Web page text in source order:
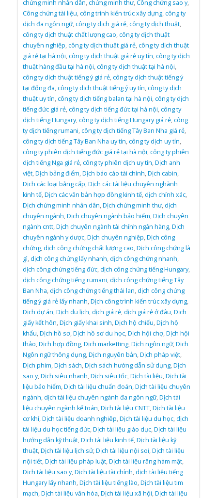
chứng minh nhân dân,chứng minh thư,Công chứng sao y,
Công chứng tài liệu,công trình kiến trúc xây dựng,công ty
dịch đa ngôn ngữ,công ty dịch giá rẻ,công ty dịch thuật,
công ty dịch thuật chất lượng cao,công ty dịch thuật
chuyên nghiệp,công ty dịch thuật giá rẻ,công ty dịch thuật
giá rẻ tại hà nội,công ty dịch thuật giá rẻ uy tín,công ty dịch
thuật hàng đầu tại hà nội,công ty dịch thuật tại hà nội,
công ty dịch thuật tiếng ý giá rẻ,công ty dịch thuật tiếng ý
tại đống đa,công ty dịch thuật tiếng ý uy tín,công ty dịch
thuật uy tín,công ty dịch tiếng balan tại hà nội,công ty dịch
tiếng đức giá rẻ,công ty dịch tiếng đức tại hà nội,công ty
dịch tiếng Hungary,công ty dịch tiếng Hungary giá rẻ,công
ty dịch tiếng rumani,công ty dịch tiếng Tây Ban Nha giá rẻ,
công ty dịch tiếng Tây Ban Nha uy tín,công ty dịch uy tín,
công ty phiên dịch tiếng đức giá rẻ tại hà nội,công ty phiên
dịch tiếng Nga giá rẻ,công ty phiên dịch uy tín,Dịch anh
việt,Dịch bảng điểm,Dịch báo cáo tài chính,Dịch cabin,
Dịch các loại bằng cấp,Dịch các tài liệu chuyên nghành
kinh tế,Dịch các văn bản hợp đồng kinh tế,dịch chính xác,
Dịch chứng minh nhân dân,Dịch chứng minh thư,dịch
chuyên ngành,Dịch chuyên ngành bảo hiểm,Dịch chuyên
ngành cntt,Dịch chuyên ngành tài chính ngân hàng,Dịch
chuyên ngành y dược,Dịch chuyên nghiệp,Dịch công
chứng,dịch công chứng chất lượng cao,Dịch công chứng là
gì,dịch công chứng lấy nhanh,dịch công chứng nhanh,
dịch công chứng tiếng đức,dịch công chứng tiếng Hungary,
dịch công chứng tiếng rumani,dịch công chứng tiếng Tây
Ban Nha,dịch công chứng tiếng thái lan,dịch công chứng
tiếng ý giá rẻ lấy nhanh,Dịch công trình kiến trúc xây dựng,
Dịch dự án,Dịch du lịch,dịch giá rẻ,dịch giá rẻ ở đâu,Dịch
giấy kết hôn,Dịch giấy khai sinh,Dịch hộ chiếu,Dịch hộ
khẩu,Dịch hồ sơ,Dịch hồ sơ du học,Dịch hội chợ,Dịch hội
thảo,Dịch hợp đồng,Dịch marketting,Dịch ngôn ngữ,Dịch
Ngôn ngữ thông dụng,Dịch nguyên bản,Dịch pháp việt,
Dịch phim,Dịch sách,Dịch sách hướng dẫn sử dụng,Dịch
sao y,Dịch siêu nhanh,Dịch siêu tốc,Dịch tài liệu,Dịch tài
liệu bảo hiểm,Dịch tài liệu chuẩn đoán,Dịch tài liệu chuyên
ngành,dịch tài liệu chuyên ngành đa ngôn ngữ,Dịch tài
liệu chuyên ngành kế toán,Dịch tài liệu CNTT,Dịch tài liệu
cơ khí,Dịch tài liệu doanh nghiêp,Dịch tài liệu du học,dịch
tài liệu du học tiếng đức,Dịch tài liệu giáo dục,Dịch tài liệu
hướng dẫn kỹ thuật,Dịch tài liệu kinh tế,Dịch tài liệu kỹ
thuật,Dịch tài liệu lịch sử,Dịch tài liệu nội soi,Dịch tài liệu
nội tiết,Dịch tài liệu pháp luật,Dịch tài liệu răng hàm mặt,
Dịch tài liệu sao y,Dịch tài liệu tài chính,dịch tài liệu tiếng
Hungary lấy nhanh,Dịch tài liệu tiếng lào,Dịch tài liệu tim
mạch,Dịch tài liệu văn hóa,Dịch tài liệu xã hội,Dịch tài liệu